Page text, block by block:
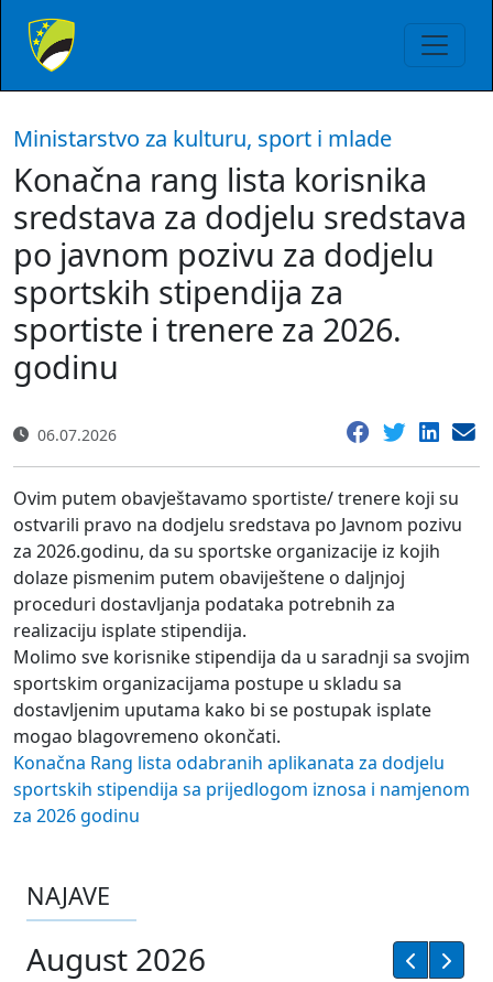
Ministarstvo za kulturu, sport i mlade
Konačna rang lista korisnika
sredstava za dodjelu sredstava
po javnom pozivu za dodjelu
sportskih stipendija za
sportiste i trenere za 2026.
godinu
06.07.2026
Ovim putem obavještavamo sportiste/ trenere koji su
ostvarili pravo na dodjelu sredstava po Javnom pozivu
za 2026.godinu, da su sportske organizacije iz kojih
dolaze pismenim putem obaviještene o daljnjoj
proceduri dostavljanja podataka potrebnih za
realizaciju isplate stipendija.
Molimo sve korisnike stipendija da u saradnji sa svojim
sportskim organizacijama postupe u skladu sa
dostavljenim uputama kako bi se postupak isplate
mogao blagovremeno okončati.
Konačna Rang lista odabranih aplikanata za dodjelu
sportskih stipendija sa prijedlogom iznosa i namjenom
za 2026 godinu
NAJAVE
August 2026